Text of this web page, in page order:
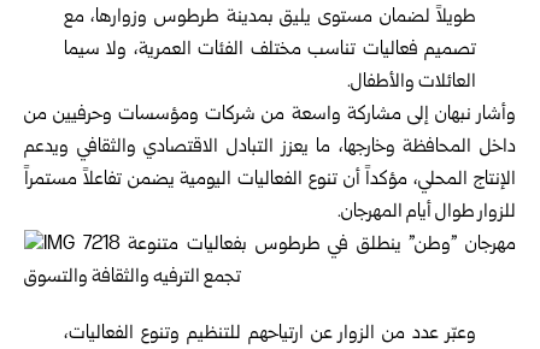
طويلاً لضمان مستوى يليق بمدينة طرطوس وزوارها، مع
تصميم فعاليات تناسب مختلف الفئات العمرية، ولا سيما
العائلات والأطفال.
وأشار نبهان إلى مشاركة واسعة من شركات ومؤسسات وحرفيين من
داخل المحافظة وخارجها، ما يعزز التبادل الاقتصادي والثقافي ويدعم
الإنتاج المحلي، مؤكداً أن تنوع الفعاليات اليومية يضمن تفاعلاً مستمراً
للزوار طوال أيام المهرجان.
وعبّر عدد من الزوار عن ارتياحهم للتنظيم وتنوع الفعاليات،